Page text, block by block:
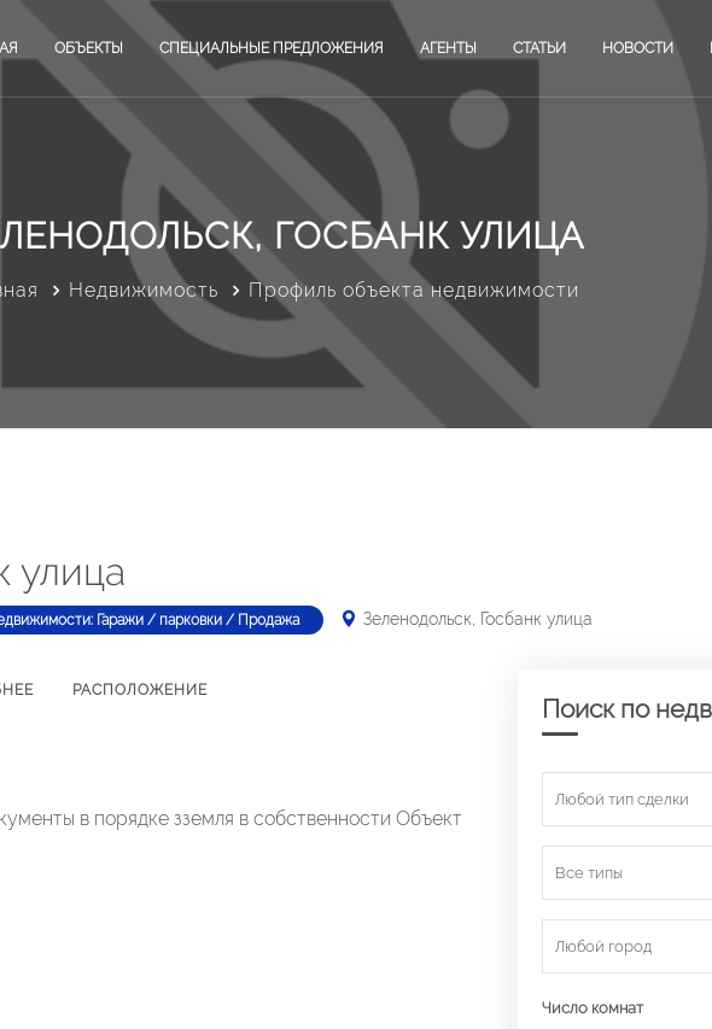
ОБЪЕКТЫ СПЕЦИАЛЬНЫЕ ПРЕДЛОЖЕНИЯ АГЕНТЫ СТАТЬИ НОВОСТИ
ГОСБАНК УЛИЦА
Недвижимость Профиль объекта недвижимости
улица
Гаражи / парковки / Продажа Зеленодольск, Госбанк улица
РАСПОЛОЖЕНИЕ
в порядке зземля в собственности Объект
Поиск по
Любой тип сделки
Все типы
Любой город
Число комнат